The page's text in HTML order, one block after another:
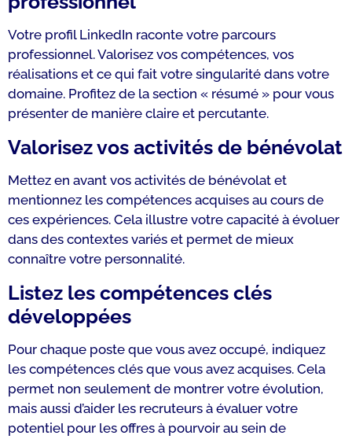
Votre profil LinkedIn raconte votre parcours
professionnel. Valorisez vos compétences, vos
réalisations et ce qui fait votre singularité dans votre
domaine. Profitez de la section « résumé » pour vous
présenter de manière claire et percutante.
Valorisez vos activités de bénévolat
Mettez en avant vos activités de bénévolat et
mentionnez les compétences acquises au cours de
ces expériences. Cela illustre votre capacité à évoluer
dans des contextes variés et permet de mieux
connaître votre personnalité.
Listez les compétences clés
développées
Pour chaque poste que vous avez occupé, indiquez
les compétences clés que vous avez acquises. Cela
permet non seulement de montrer votre évolution,
mais aussi d’aider les recruteurs à évaluer votre
potentiel pour les offres à pourvoir au sein de